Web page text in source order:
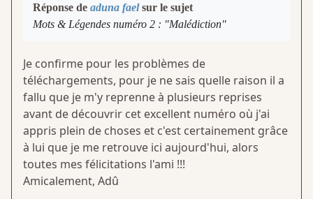
Réponse de aduna faelsur le sujet
Mots & Légendes numéro 2 : "Malédiction"
Je confirme pour les problèmes de
téléchargements, pour je ne sais quelle raison il a
fallu que je m'y reprenne à plusieurs reprises
avant de découvrir cet excellent numéro où j'ai
appris plein de choses et c'est certainement grâce
à lui que je me retrouve ici aujourd'hui, alors
toutes mes félicitations l'ami !!!
Amicalement, Adû